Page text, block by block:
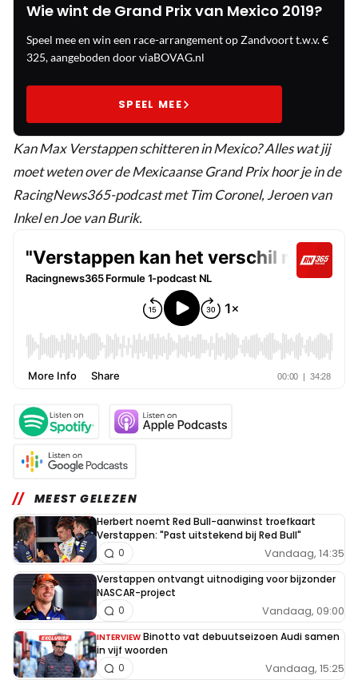
Wie wint de Grand Prix van Mexico 2019?
Speel mee en win een race-arrangement op Zandvoort t.w.v. €
325, aangeboden door viaBOVAG.nl
SPEEL MEE
Kan Max Verstappen schitteren in Mexico? Alles wat jij
moet weten over de Mexicaanse Grand Prix hoor je in de
RacingNews365-podcast met Tim Coronel, Jeroen van
Inkel en Joe van Burik.
MEEST GELEZEN
Herbert noemt Red Bull-aanwinst troefkaart
Verstappen: "Past uitstekend bij Red Bull"
Vandaag, 14:35
0
Verstappen ontvangt uitnodiging voor bijzonder
NASCAR-project
Vandaag, 09:00
0
INTERVIEW Binotto vat debuutseizoen Audi samen
in vijf woorden
Vandaag, 15:25
0